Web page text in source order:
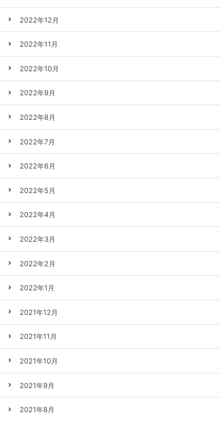
2022年12月
2022年11月
2022年10月
2022年9月
2022年8月
2022年7月
2022年6月
2022年5月
2022年4月
2022年3月
2022年2月
2022年1月
2021年12月
2021年11月
2021年10月
2021年9月
2021年8月